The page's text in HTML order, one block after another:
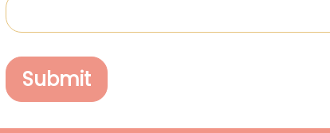
Mostrar a los empleados que su
Una sensación de seguridad emocional proviene de
importan tranquiliza y da confianza a los empleados. No
pero asegurarles a los empleados que son valorados